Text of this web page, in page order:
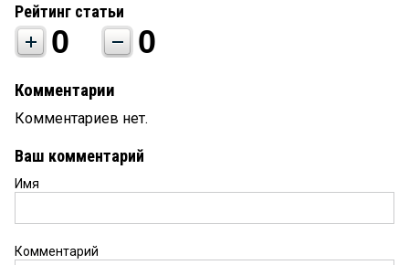
Рейтинг статьи
0 0
Комментарии
Комментариев нет.
Ваш комментарий
Имя
Комментарий